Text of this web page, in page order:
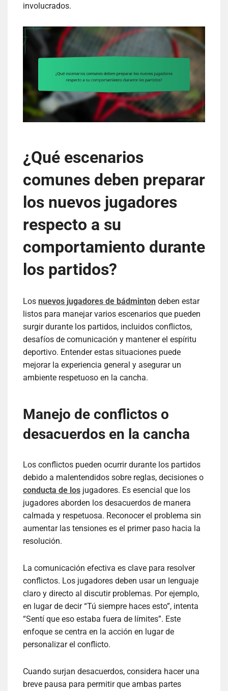
involucrados.
¿Qué escenarios
comunes deben preparar
los nuevos jugadores
respecto a su
comportamiento durante
los partidos?
Los nuevos jugadores de bádminton deben estar
listos para manejar varios escenarios que pueden
surgir durante los partidos, incluidos conflictos,
desafíos de comunicación y mantener el espíritu
deportivo. Entender estas situaciones puede
mejorar la experiencia general y asegurar un
ambiente respetuoso en la cancha.
Manejo de conflictos o
desacuerdos en la cancha
Los conflictos pueden ocurrir durante los partidos
debido a malentendidos sobre reglas, decisiones o
conducta de los jugadores. Es esencial que los
jugadores aborden los desacuerdos de manera
calmada y respetuosa. Reconocer el problema sin
aumentar las tensiones es el primer paso hacia la
resolución.
La comunicación efectiva es clave para resolver
conflictos. Los jugadores deben usar un lenguaje
claro y directo al discutir problemas. Por ejemplo,
en lugar de decir “Tú siempre haces esto”, intenta
“Sentí que eso estaba fuera de límites”. Este
enfoque se centra en la acción en lugar de
personalizar el conflicto.
Cuando surjan desacuerdos, considera hacer una
breve pausa para permitir que ambas partes